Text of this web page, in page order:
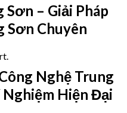
– Giải Pháp
Sơn Chuyên
Nghệ Trung
Hiện Đại